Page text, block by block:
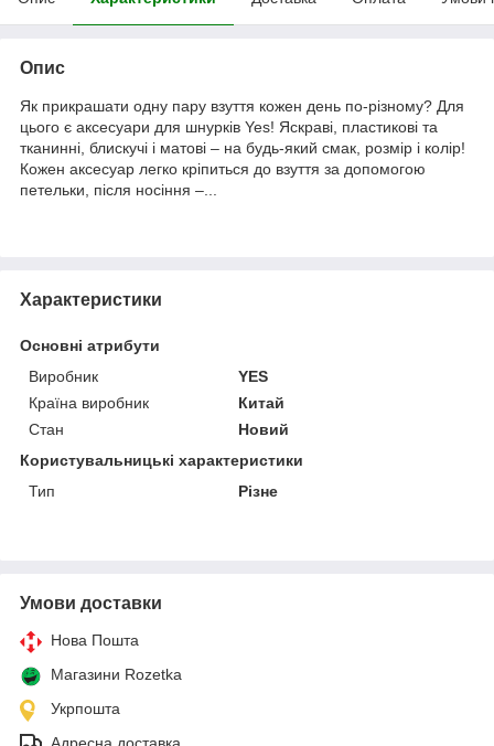
Опис
Як прикрашати одну пару взуття кожен день по-різному? Для
цього є аксесуари для шнурків Yes! Яскраві, пластикові та
тканинні, блискучі і матові – на будь-який смак, розмір і колір!
Кожен аксесуар легко кріпиться до взуття за допомогою
петельки, після носіння –...
Характеристики
Основні атрибути
Виробник
YES
Країна виробник
Китай
Стан
Новий
Користувальницькі характеристики
Тип
Різне
Умови доставки
Нова Пошта
Магазини Rozetka
Укрпошта
Адресна доставка